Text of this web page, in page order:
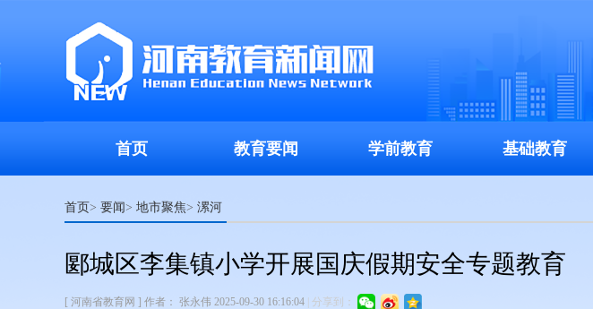
首页 教育要闻 学前教育 基础教育
首页> 要闻> 地市聚焦> 漯河
郾城区李集镇小学开展国庆假期安全专题教育
[ 河南省教育网 ] 作者： 张永伟 2025-09-30 16:16:04 分享到：